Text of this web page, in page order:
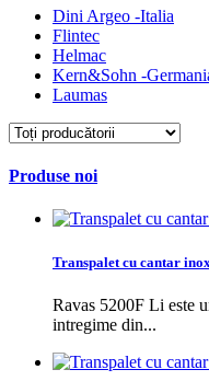
Dini Argeo -Italia
Flintec
Helmac
Kern&Sohn -
Laumas
Produse noi
Transpalet cu cantar
Ravas 5200F Li este
intregime din...